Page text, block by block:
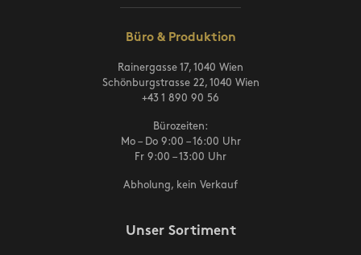
Büro & Produktion
Rainergasse 17, 1040 Wien
Schönburgstrasse 22, 1040 Wien
+43 1 890 90 56
Bürozeiten:
Mo – Do 9:00 – 16:00 Uhr
Fr 9:00 – 13:00 Uhr
Abholung, kein Verkauf
Unser Sortiment